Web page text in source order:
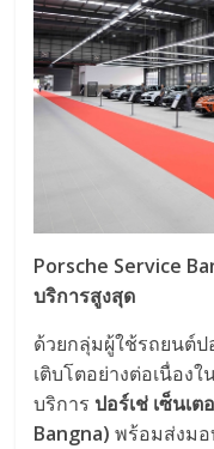
Porsche Service
บริการสูงสุด
ด้วยกลุ่มผู้ใช้รถยนต์
เติบโตอย่างต่อเนื่อง
บริการ ปอร์เช่ เซ็นเต
Bangna) พร้อมส่งม